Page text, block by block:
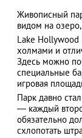
АЗАД
Живописный
видом на
Lake
холмами и
Здесь можно
специальные
игровая
Парк давно
― каждый
обязательно
схлопотать